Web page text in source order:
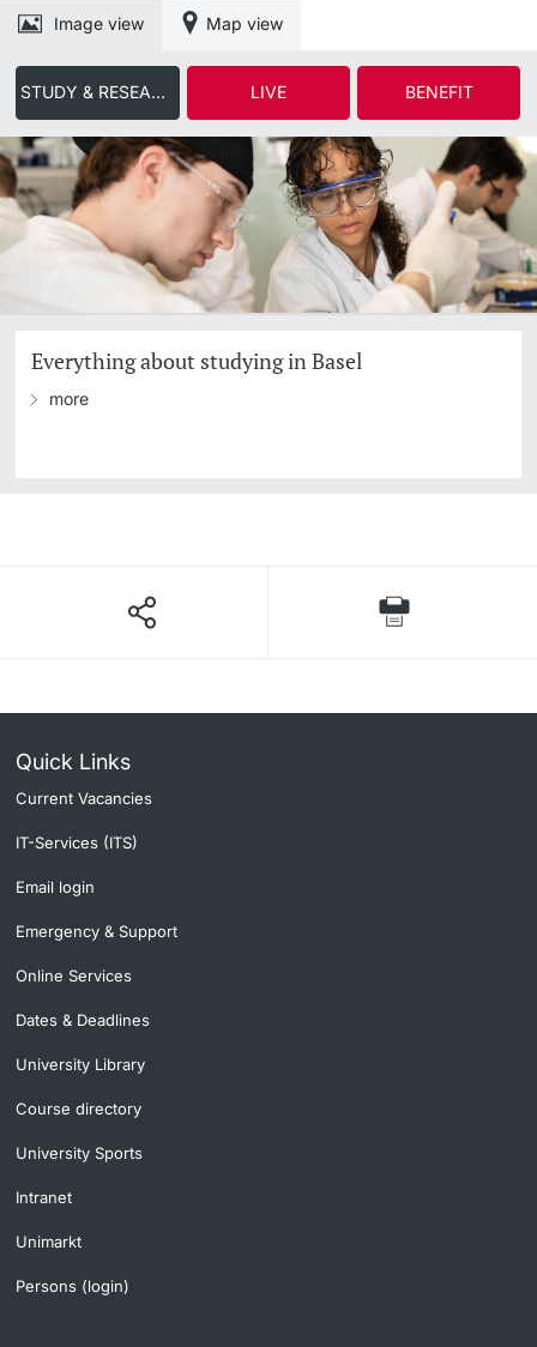
STUDY & RESEARCH LIVE BENEFIT
Image view Map view
Everything about studying in Basel
more
Quick Links
Current Vacancies
IT-Services (ITS)
Email login
Emergency & Support
Online Services
Dates & Deadlines
University Library
Course directory
University Sports
Intranet
Unimarkt
Persons (login)